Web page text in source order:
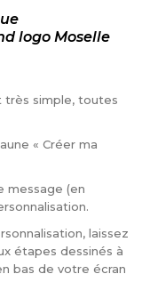
logo Moselle
très simple, toutes
« Créer ma
message (en
laissez
étapes dessinés à
bas de votre écran